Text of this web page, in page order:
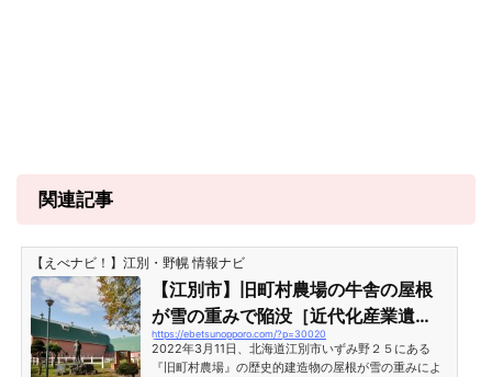
関連記事
【えべナビ！】江別・野幌 情報ナビ
【江別市】旧町村農場の牛舎の屋根
が雪の重みで陥没［近代化産業遺
産］
https://ebetsunopporo.com/?p=30020
2022年3月11日、北海道江別市いずみ野２５にある
『旧町村農場』の歴史的建造物の屋根が雪の重みによ